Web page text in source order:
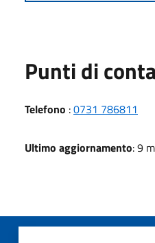
Punti di
Telefono :0731 786811
Ultimo aggiornamento: 9